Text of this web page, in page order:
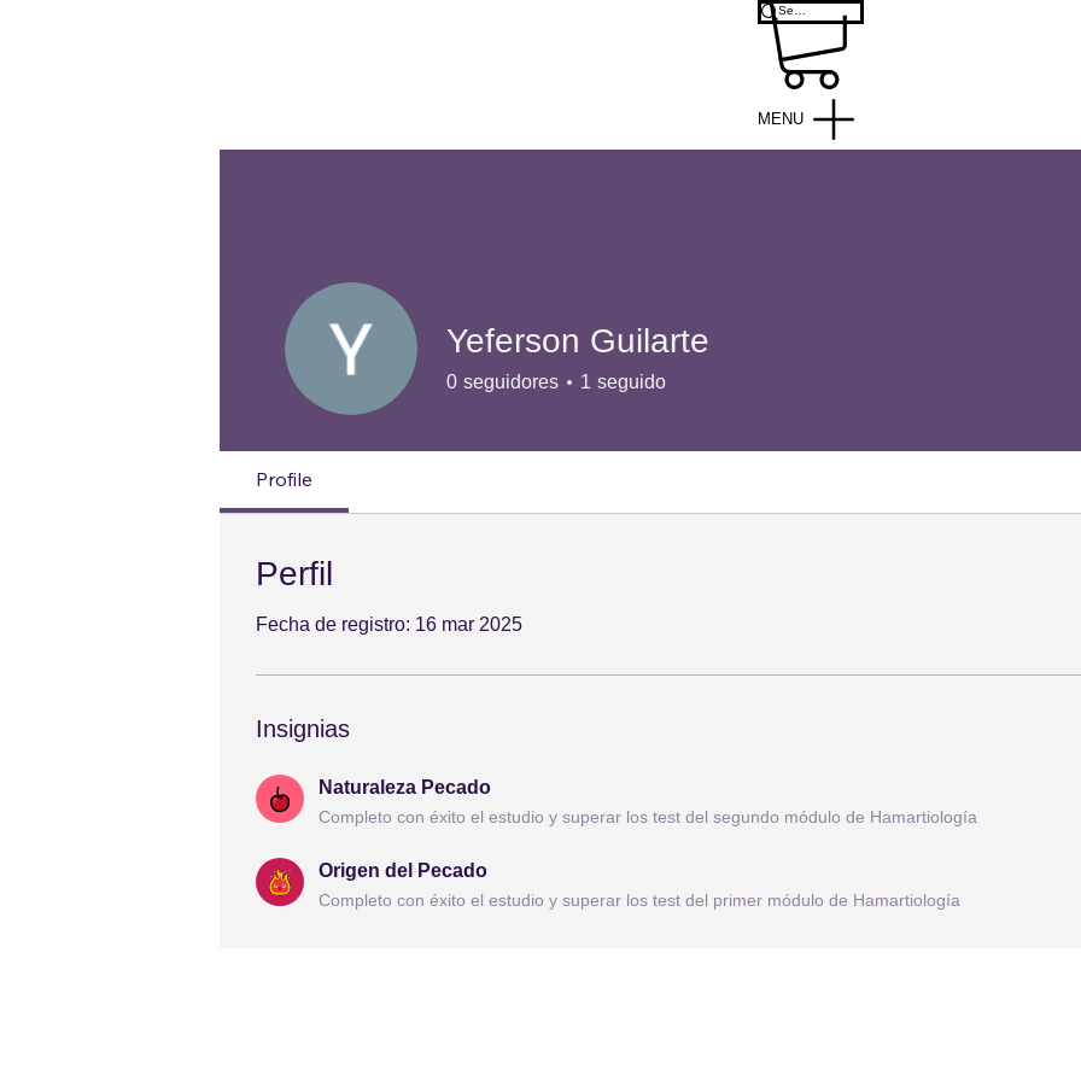
MENU
Yeferson Guilarte
0 seguidores 1 seguido
Profile
Perfil
Fecha de registro: 16 mar 2025
Insignias
Naturaleza Pecado
Completo con éxito el estudio y superar los test del segundo módulo de Hamartiología
Origen del Pecado
Completo con éxito el estudio y superar los test del primer módulo de Hamartiología